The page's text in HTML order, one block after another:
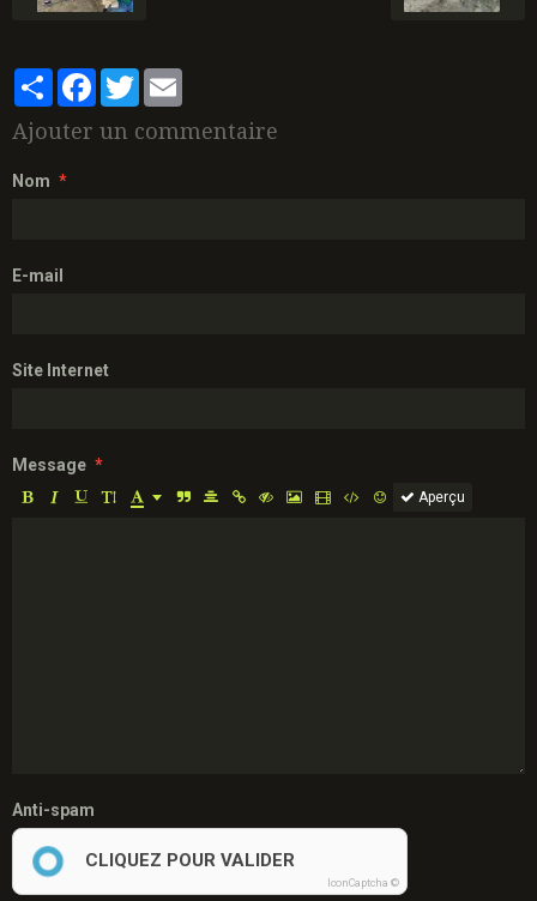
PartagerFacebook
Twitter
Ajouter un commentaire
Nom
E-mail
Site Internet
Message
Aperçu
Anti-spam
CLIQUEZ POUR VALIDER
IconCaptcha ©